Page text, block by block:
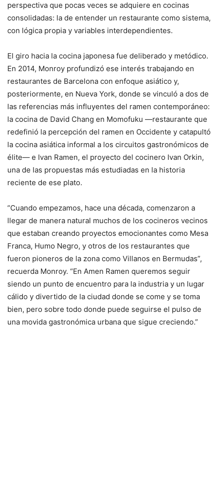
perspectiva que pocas veces se adquiere en cocinas
consolidadas: la de entender un restaurante como sistema,
con lógica propia y variables interdependientes.
El giro hacia la cocina japonesa fue deliberado y metódico.
En 2014, Monroy profundizó ese interés trabajando en
restaurantes de Barcelona con enfoque asiático y,
posteriormente, en Nueva York, donde se vinculó a dos de
las referencias más influyentes del ramen contemporáneo:
la cocina de David Chang en Momofuku —restaurante que
redefinió la percepción del ramen en Occidente y catapultó
la cocina asiática informal a los circuitos gastronómicos de
élite— e Ivan Ramen, el proyecto del cocinero Ivan Orkin,
una de las propuestas más estudiadas en la historia
reciente de ese plato.
“Cuando empezamos, hace una década, comenzaron a
llegar de manera natural muchos de los cocineros vecinos
que estaban creando proyectos emocionantes como Mesa
Franca, Humo Negro, y otros de los restaurantes que
fueron pioneros de la zona como Villanos en Bermudas”,
recuerda Monroy. “En Amen Ramen queremos seguir
siendo un punto de encuentro para la industria y un lugar
cálido y divertido de la ciudad donde se come y se toma
bien, pero sobre todo donde puede seguirse el pulso de
una movida gastronómica urbana que sigue creciendo.”